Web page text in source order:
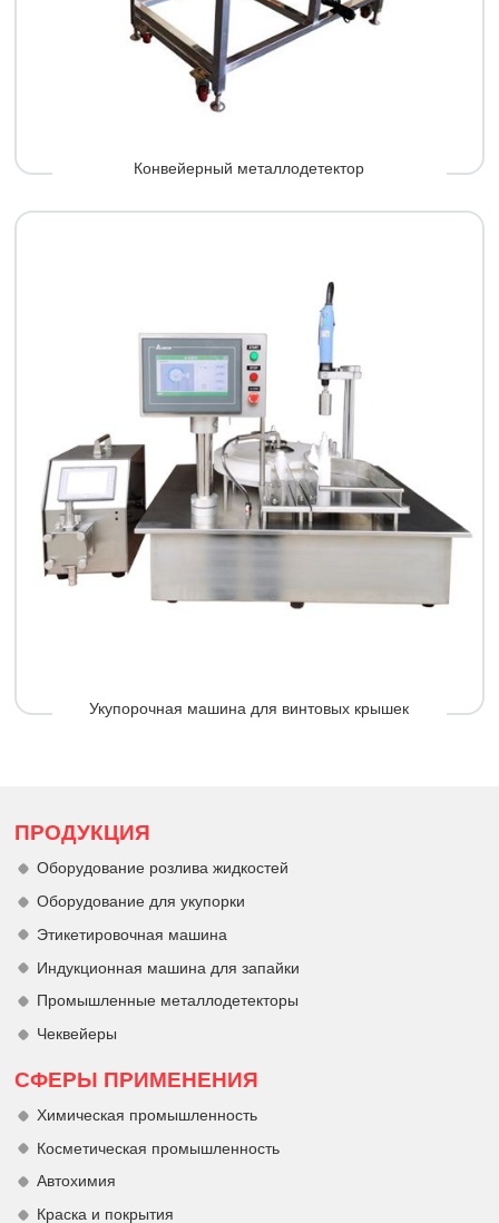
Конвейерный металлодетектор
Укупорочная машина для винтовых крышек
ПРОДУКЦИЯ
Оборудование розлива жидкостей
Оборудование для укупорки
Этикетировочная машина
Индукционная машина для запайки
Промышленные металлодетекторы
Чеквейеры
СФЕРЫ ПРИМЕНЕНИЯ
Химическая промышленность
Косметическая промышленность
Автохимия
Краска и покрытия